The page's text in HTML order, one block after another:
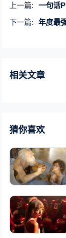
上一篇:
一句话P
下一篇:
年度最
相关文章
猜你喜欢